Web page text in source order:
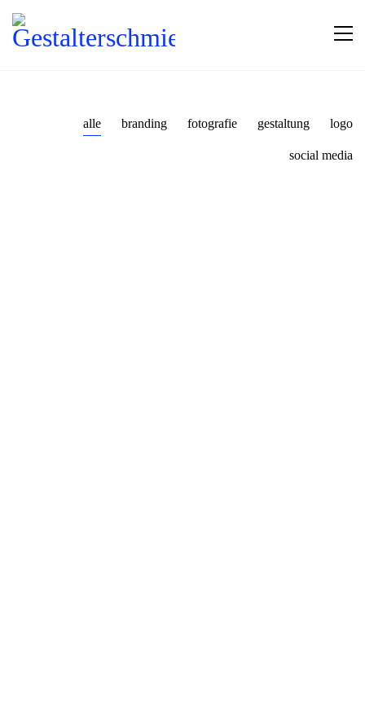
alle branding fotografie gestaltung logo
social media